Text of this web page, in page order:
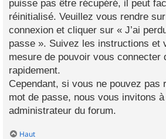
puisse pas être récupéré, il peut
réinitialisé. Veuillez vous rendre
connexion et cliquer sur « J’ai
passe ». Suivez les instructions et
mesure de pouvoir vous connecter
rapidement.
Cependant, si vous ne pouvez pas
mot de passe, nous vous invitons
administrateur du forum.
Haut